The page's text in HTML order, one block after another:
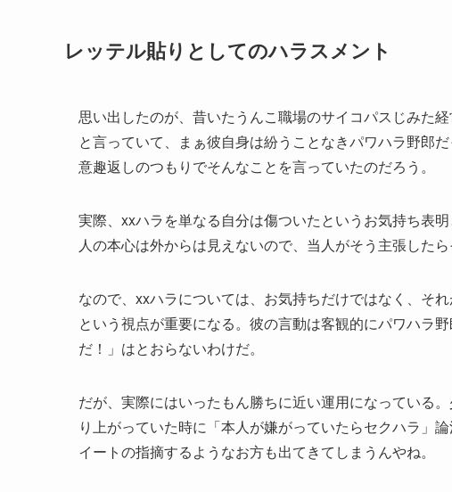
レッテル貼りとしてのハラスメント
思い出したのが、昔いたうんこ職場のサイコパスじみた
と言っていて、まぁ彼自身は紛うことなきパワハラ野郎
意趣返しのつもりでそんなことを言っていたのだろう。
実際、xxハラを単なる自分は傷ついたというお気持ち表
人の本心は外からは見えないので、当人がそう主張した
なので、xxハラについては、お気持ちだけではなく、そ
という視点が重要になる。彼の言動は客観的にパワハラ
だ！」はとおらないわけだ。
だが、実際にはいったもん勝ちに近い運用になっている
り上がっていた時に「本人が嫌がっていたらセクハラ」
イートの指摘するようなお方も出てきてしまうんやね。